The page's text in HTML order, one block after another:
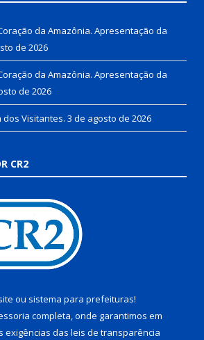
Coração da Amazônia. Apresentação da
de 2026
Coração da Amazônia. Apresentação da
de 2026
dos Visitantes. 3 de agosto de 2026
CR2
ou sistema para prefeituras!
completa, onde garantimos em
exigências das leis de transparência